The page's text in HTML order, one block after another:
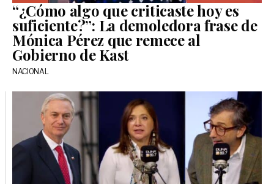
“¿Cómo algo que criticaste hoy es
suficiente?”: La demoledora frase de
Mónica Pérez que remece al
Gobierno de Kast
NACIONAL